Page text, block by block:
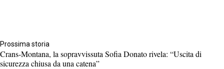
Prossima storia
Crans-Montana, la sopravvissuta Sofia Donato rivela: “Uscita di
sicurezza chiusa da una catena”